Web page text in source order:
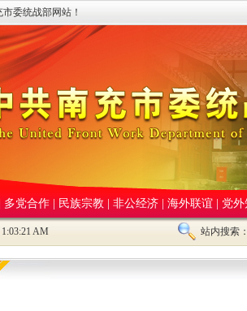
委统战部网站！
多党合作 民族宗教 |非公经济 |海外联谊 党
1:03:22 AM 站内搜索